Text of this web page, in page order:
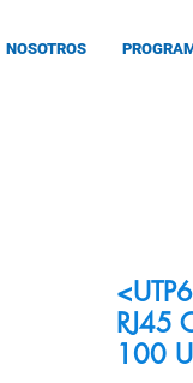
NOSOTROS
RJ45
100